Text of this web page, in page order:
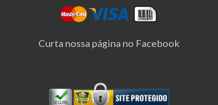
Curta nossa página no Facebook